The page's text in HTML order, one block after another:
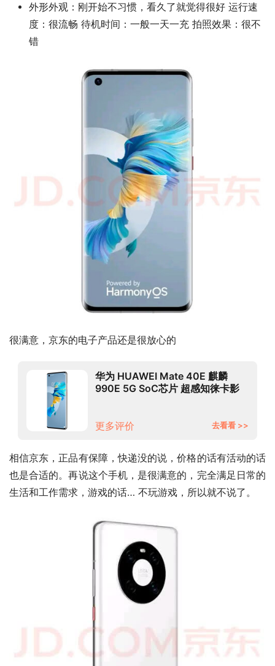
外形外观：刚开始不习惯，看久了就觉得很好 运行速
度：很流畅 待机时间：一般一天一充 拍照效果：很不
错
很满意，京东的电子产品还是很放心的
华为 HUAWEI Mate 40E 麒麟
990E 5G SoC芯片 超感知徕卡影
更多评价
去看看 >>
相信京东，正品有保障，快递没的说，价格的话有活动的话
也是合适的。再说这个手机，是很满意的，完全满足日常的
生活和工作需求，游戏的话… 不玩游戏，所以就不说了。